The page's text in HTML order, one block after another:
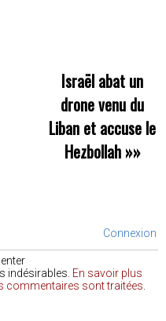
Israël abat un
drone venu du
Liban et accuse le
Hezbollah»»
Connexion
indésirables. En savoir plus
commentaires sont traitées